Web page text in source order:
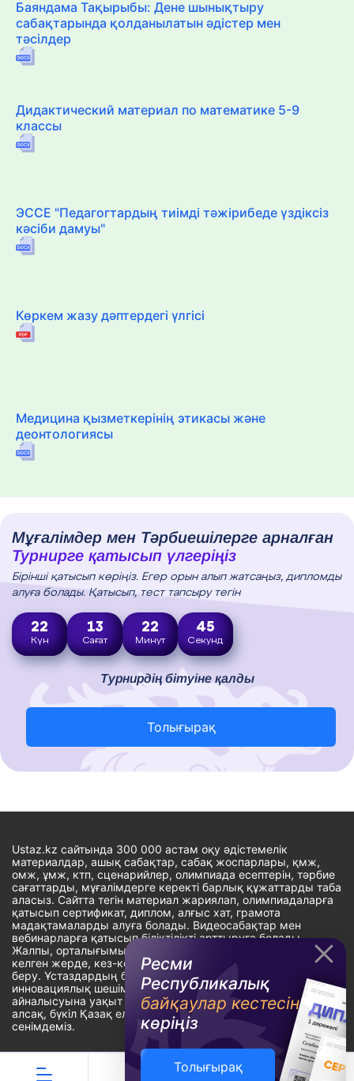
Ресми
Республикалық
байқаулар кестесін
көріңіз
Толығырақ
Баяндама Тақырыбы: Дене шынықтыру
сабақтарында қолданылатын әдістер мен
тәсілдер
Дидактический материал по математике 5-9
классы
ЭССЕ "Педагогтардың тиімді тәжірибеде үздіксіз
кәсіби дамуы"
Көркем жазу дәптердегі үлгісі
Медицина қызметкерінің этикасы және
деонтологиясы
Мұғалімдер мен Тәрбиешілерге арналған
Турнирге қатысып үлгеріңіз
Бірінші қатысып көріңіз. Егер орын алып жатсаңыз, дипломды
алуға болады. Қатысып, тест тапсыру тегін
22
Күн
13
Сағат
22
Минут
44
Секунд
Турнирдің бітуіне қалды
Толығырақ
Ustaz.kz сайтында 300 000 астам оқу әдістемелік
материалдар, ашық сабақтар, сабақ жоспарлары, қмж,
омж, ұмж, ктп, сценарийлер, олимпиада есептерін, тәрбие
сағаттарды, мұғалімдерге керекті барлық құжаттарды таба
аласыз. Сайтта тегін материал жариялап, олимпиадаларға
қатысып сертификат, диплом, алғыс хат, грамота
мадақтамаларды алуға болады. Видеосабақтар мен
вебинарларға қатысып біліктілікті арттыруға болады.
Жалпы, орталығымыздың басты мақсаты: ұстаздарға кез-
келген жерде, кез-келген уақытта білім алуына мүмкіндік
беру. Ұстаздардың барлық өзекті мәселелеріне
инновациялық шешім тауып, шығармашылық жұмыспен
айналысуына уақыт сыйлау. «Ұстаздарға сапалы білім бере
алсақ, бүкіл Қазақ еліне білім бере аламыз» - деген
сенімдеміз.